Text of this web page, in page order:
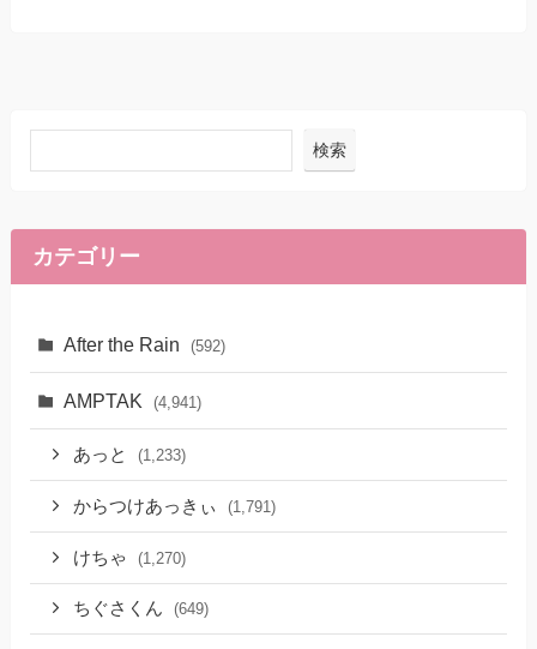
検索
カテゴリー
After the Rain (592)
AMPTAK (4,941)
あっと (1,233)
からつけあっきぃ (1,791)
けちゃ (1,270)
ちぐさくん (649)